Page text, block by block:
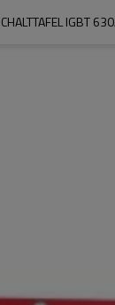
IGBT 630A